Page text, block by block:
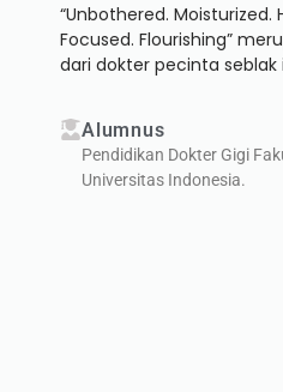
“Unbothered. Moisturized.
Focused. Flourishing”
dari dokter pecinta seblak
Alumnus
Pendidikan Dokter Gigi
Universitas Indonesia.